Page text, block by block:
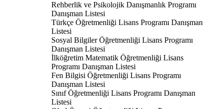
Rehberlik ve Psikolojik Danışmanlık Programı
Danışman Listesi
Türkçe Öğretmenliği Lisans Programı Danışman
Listesi
Sosyal Bilgiler Öğretmenliği Lisans Programı
Danışman Listesi
İlköğretim Matematik Öğretmenliği Lisans
Programı Danışman Listesi
Fen Bilgisi Öğretmenliği Lisans Programı
Danışman Listesi
Sınıf Öğretmenliği Lisans Programı Danışman
Listesi